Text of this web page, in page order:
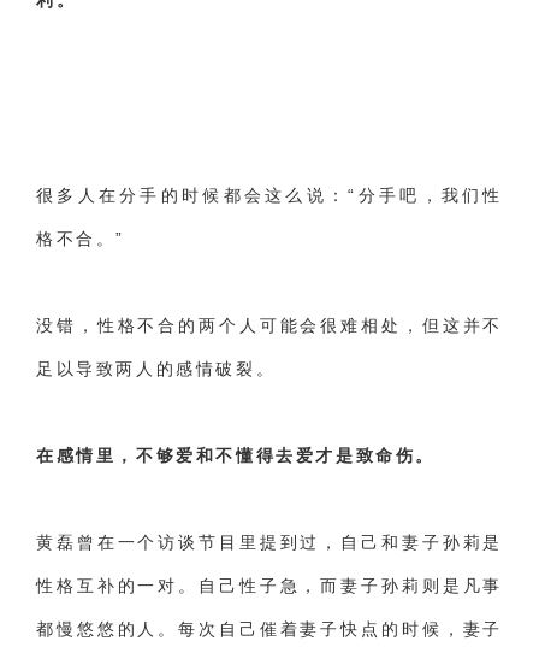
很多人在分手的时候都会这么说：“分手吧，我们性
格不合。”
没错，性格不合的两个人可能会很难相处，但这并不
足以导致两人的感情破裂。
在感情里，不够爱和不懂得去爱才是致命伤。
黄磊曾在一个访谈节目里提到过，自己和妻子孙莉是
性格互补的一对。自己性子急，而妻子孙莉则是凡事
都慢悠悠的人。每次自己催着妻子快点的时候，妻子